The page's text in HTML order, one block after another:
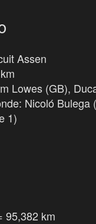
Assen
Lowes (GB),
Nicoló Bulega
1)
95,382 km